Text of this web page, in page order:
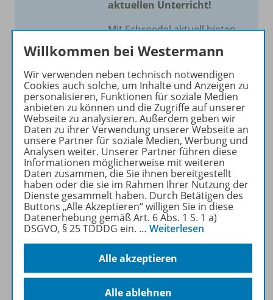
aktuellen Unterricht!
Mit Schroedel aktuell bieten
wir Ihnen einen Service, um
Ihren Unterricht aktuell und
einfach zu gestalten. Jede
Woche drei bis vier
Neuerscheinungen mit
großem Online Archiv.
Mehr erfahren
Informationen
Beschreibung
Willkommen bei Westermann
Wir verwenden neben technisch notwendigen
Cookies auch solche, um Inhalte und Anzeigen zu
personalisieren, Funktionen für soziale Medien
anbieten zu können und die Zugriffe auf unserer
Webseite zu analysieren. Außerdem geben wir
Daten zu ihrer Verwendung unserer Webseite an
unsere Partner für soziale Medien, Werbung und
Analysen weiter. Unserer Partner führen diese
Informationen möglicherweise mit weiteren
Daten zusammen, die Sie ihnen bereitgestellt
haben oder die sie im Rahmen Ihrer Nutzung der
Dienste gesammelt haben. Durch Betätigen des
Buttons „Alle Akzeptieren“ willigen Sie in diese
Datenerhebung gemäß Art. 6 Abs. 1 S. 1 a)
DSGVO, § 25 TDDDG ein. … Weiterlesen
Alle akzeptieren
Alle ablehnen